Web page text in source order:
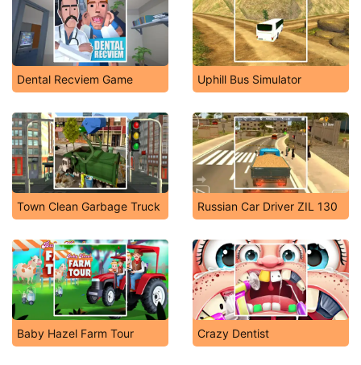
Dental Recviem Game Uphill Bus Simulator
Town Clean Garbage Truck Russian Car Driver ZIL 130
Baby Hazel Farm Tour Crazy Dentist